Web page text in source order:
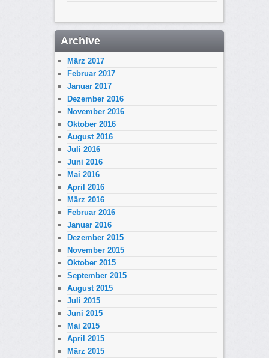
Archive
März 2017
Februar 2017
Januar 2017
Dezember 2016
November 2016
Oktober 2016
August 2016
Juli 2016
Juni 2016
Mai 2016
April 2016
März 2016
Februar 2016
Januar 2016
Dezember 2015
November 2015
Oktober 2015
September 2015
August 2015
Juli 2015
Juni 2015
Mai 2015
April 2015
März 2015